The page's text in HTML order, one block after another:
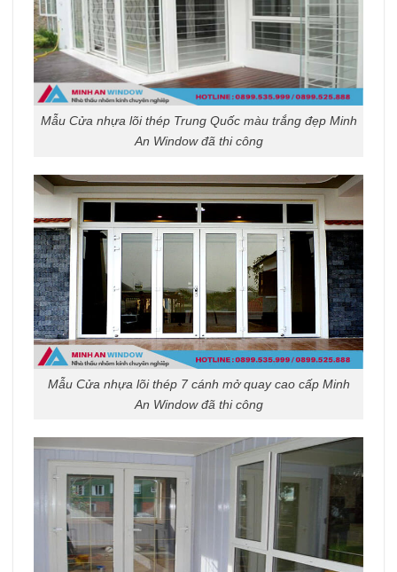
Mẫu Cửa nhựa lõi thép Trung Quốc màu trắng đẹp Minh
An Window đã thi công
Mẫu Cửa nhựa lõi thép 7 cánh mở quay cao cấp Minh
An Window đã thi công